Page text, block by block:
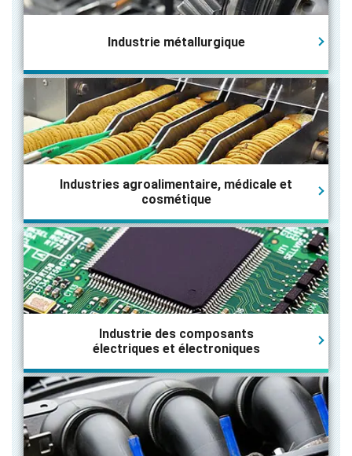
Industrie métallurgique
Industries agroalimentaire, médicale et
cosmétique
Industrie des composants
électriques et électroniques